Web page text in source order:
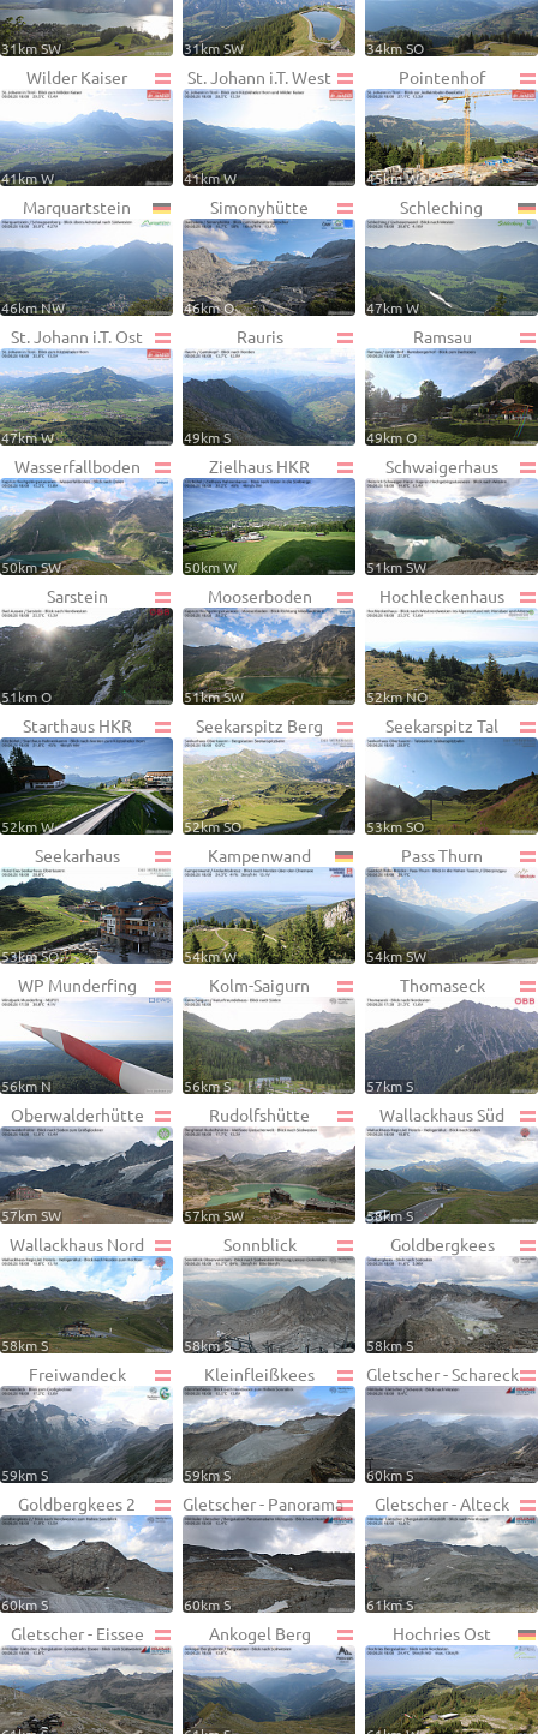
31km SW 31km SW 34km SO
Wilder Kaiser
41km W
St. Johann i.T. West
41km W
Pointenhof
45km W
Marquartstein
46km NW
Simonyhütte
46km O
Schleching
47km W
St. Johann i.T. Ost
47km W
Rauris
49km S
Ramsau
49km O
Wasserfallboden
50km SW
Zielhaus HKR
50km W
Schwaigerhaus
51km SW
Sarstein
51km O
Mooserboden
51km SW
Hochleckenhaus
52km NO
Starthaus HKR
52km W
Seekarspitz Berg
52km SO
Seekarspitz Tal
53km SO
Seekarhaus
53km SO
Kampenwand
54km W
Pass Thurn
54km SW
WP Munderfing
56km N
Kolm-Saigurn
56km S
Thomaseck
57km S
Oberwalderhütte
57km SW
Rudolfshütte
57km SW
Wallackhaus Süd
58km S
Wallackhaus Nord
58km S
Sonnblick
58km S
Goldbergkees
58km S
Freiwandeck
59km S
Kleinfleißkees
59km S
Gletscher - Schareck
60km S
Goldbergkees 2
60km S
Gletscher - Panorama
60km S
Gletscher - Alteck
61km S
Gletscher - Eissee Ankogel Berg Hochries Ost